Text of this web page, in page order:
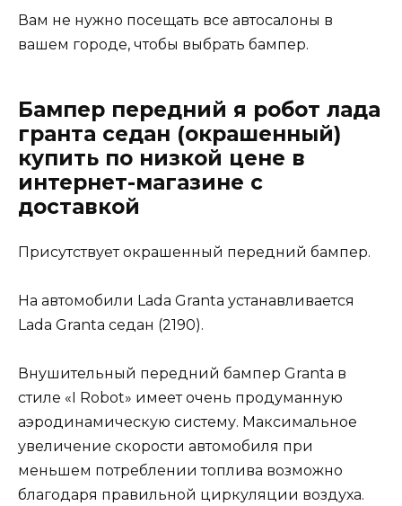
Вам не нужно посещать все автосалоны в
вашем городе, чтобы выбрать бампер.
Бампер передний я робот лада
гранта седан (окрашенный)
купить по низкой цене в
интернет-магазине с
доставкой
Присутствует окрашенный передний бампер.
На автомобили Lada Granta устанавливается
Lada Granta седан (2190).
Внушительный передний бампер Granta в
стиле «I Robot» имеет очень продуманную
аэродинамическую систему. Максимальное
увеличение скорости автомобиля при
меньшем потреблении топлива возможно
благодаря правильной циркуляции воздуха.